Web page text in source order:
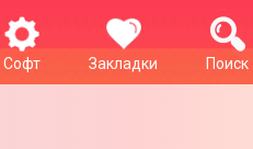
Поиск
Закладки
Софт